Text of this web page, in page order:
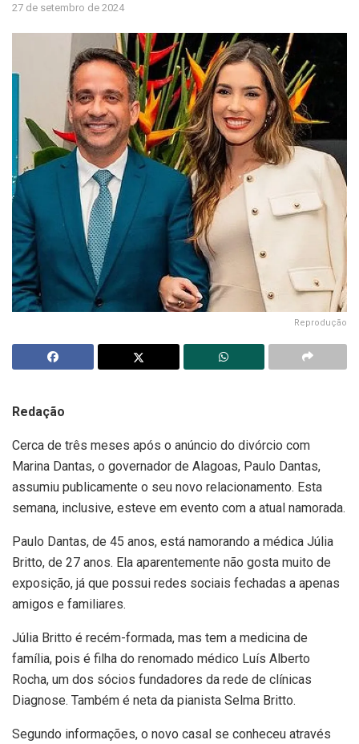
27 de setembro de 2024
Reprodução
Redação
Cerca de três meses após o anúncio do divórcio com
Marina Dantas, o governador de Alagoas, Paulo Dantas,
assumiu publicamente o seu novo relacionamento. Esta
semana, inclusive, esteve em evento com a atual namorada.
Paulo Dantas, de 45 anos, está namorando a médica Júlia
Britto, de 27 anos. Ela aparentemente não gosta muito de
exposição, já que possui redes sociais fechadas a apenas
amigos e familiares.
Júlia Britto é recém-formada, mas tem a medicina de
família, pois é filha do renomado médico Luís Alberto
Rocha, um dos sócios fundadores da rede de clínicas
Diagnose. Também é neta da pianista Selma Britto.
Segundo informações, o novo casal se conheceu através